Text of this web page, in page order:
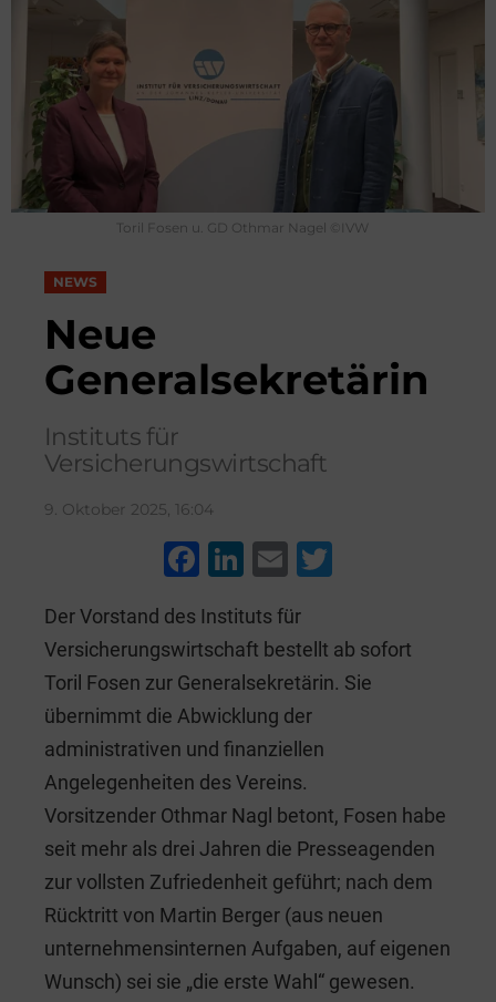
Toril Fosen u. GD Othmar Nagel ©IVW
NEWS
Neue
Generalsekretärin
Instituts für
Versicherungswirtschaft
9. Oktober 2025, 16:04
F
c
e
b
o
o
k
Li
k
e
dI
n
E
ai
l
tt
er
Der Vorstand des Instituts für
Versicherungswirtschaft bestellt ab sofort
Toril Fosen zur Generalsekretärin. Sie
übernimmt die Abwicklung der
administrativen und finanziellen
Angelegenheiten des Vereins.
Vorsitzender Othmar Nagl betont, Fosen habe
seit mehr als drei Jahren die Presseagenden
zur vollsten Zufriedenheit geführt; nach dem
Rücktritt von Martin Berger (aus neuen
unternehmensinternen Aufgaben, auf eigenen
Wunsch) sei sie „die erste Wahl“ gewesen.